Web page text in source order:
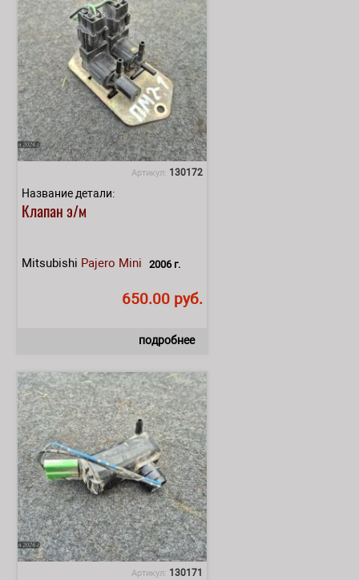
Артикул: 130172
Название детали:
Клапан э/м
Mitsubishi Pajero Mini 2006 г.
650.00 руб.
подробнее
Артикул: 130171